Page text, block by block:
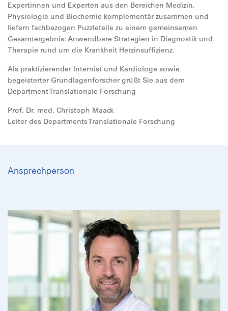
Expertinnen und Experten aus den Bereichen Medizin,
Physiologie und Biochemie komplementär zusammen und
liefern fachbezogen Puzzleteile zu einem gemeinsamen
Gesamtergebnis: Anwendbare Strategien in Diagnostik und
Therapie rund um die Krankheit Herzinsuffizienz.
Als praktizierender Internist und Kardiologe sowie
begeisterter Grundlagenforscher grüßt Sie aus dem
Department Translationale Forschung
Prof. Dr. med. Christoph Maack
Leiter des Departments Translationale Forschung
Ansprechperson